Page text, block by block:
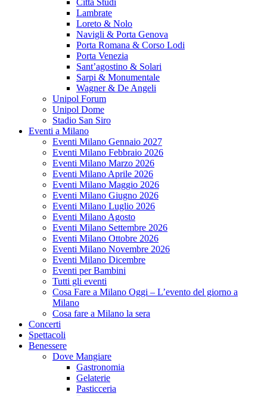
Città Studi
Lambrate
Loreto & Nolo
Navigli & Porta Genova
Porta Romana & Corso Lodi
Porta Venezia
Sant’agostino & Solari
Sarpi & Monumentale
Wagner & De Angeli
Unipol Forum
Unipol Dome
Stadio San Siro
Eventi a Milano
Eventi Milano Gennaio 2027
Eventi Milano Febbraio 2026
Eventi Milano Marzo 2026
Eventi Milano Aprile 2026
Eventi Milano Maggio 2026
Eventi Milano Giugno 2026
Eventi Milano Luglio 2026
Eventi Milano Agosto
Eventi Milano Settembre 2026
Eventi Milano Ottobre 2026
Eventi Milano Novembre 2026
Eventi Milano Dicembre
Eventi per Bambini
Tutti gli eventi
Cosa Fare a Milano Oggi – L’evento del giorno a
Milano
Cosa fare a Milano la sera
Concerti
Spettacoli
Benessere
Dove Mangiare
Gastronomia
Gelaterie
Pasticceria